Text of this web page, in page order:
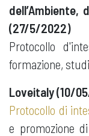
(27/5/2022)
Protocollo
formazione,
Loveitaly (10/
Protocollo di
e promozione